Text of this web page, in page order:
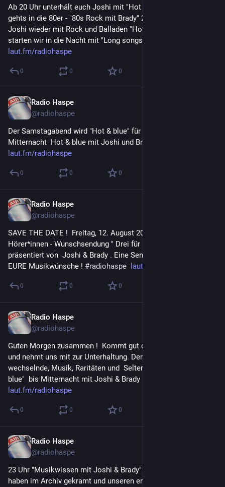
Ab 20 Uhr unterhält euch Joshi mit "Hot & blue #10" , 21 Uhr
gehts in die 80er - "80s Rock mit Brady" 22 Uhr übernimmt
Joshi wieder mit Rock und Balladen "Hot & Blue #4"  23 Uh
starten wir in die Nacht mit "Long songs #6"
laut.fm/radiohaspe
0 0 0
Radio Haspe
@radiohaspe
Der Samstagabend wird "Hot & blue" für Euch !  20 Uhr  -
Mitternacht  Hot & blue mit Joshi und Brady
laut.fm/radiohaspe
0 0 0
Radio Haspe
@radiohaspe
SAVE THE DATE !  Freitag, 12. August 20 Uhr unsere
Hörer*innen - Wunschsendung " Drei für Dich" EURE MUSIK
präsentiert von  Joshi & Brady . Eine Sendung so bunt wie
EURE Musikwünsche ! #radiohaspe laut.fm/radiohaspe
0 0 0
Radio Haspe
@radiohaspe
Guten Morgen zusammen !  Kommt gut durch den Samstag
und nehmt uns mit zur Unterhaltung. Den ganzen Tag
wechselnde, Musik, Raritäten und  Seltenes. Ab 20 Uhr "Hot &
blue"  bis Mitternacht mit Joshi & Brady  !
laut.fm/radiohaspe
0 0 0
Radio Haspe
@radiohaspe
23 Uhr "Musikwissen mit Joshi & Brady"
haben im Archiv gekramt und unseren ersten Versuch eines